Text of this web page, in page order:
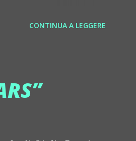
::
CONTINUA A LEGGERE